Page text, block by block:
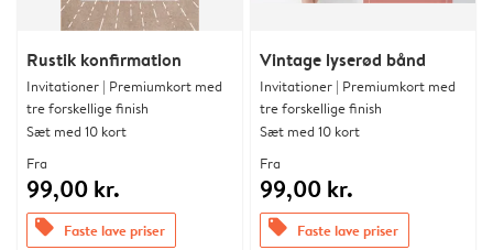
Rustik konfirmation
Invitationer | Premiumkort med
tre forskellige finish
Sæt med 10 kort
Fra
99,00 kr.
offers Faste lave priser
Vintage lyserød bånd
Invitationer | Premiumkort med
tre forskellige finish
Sæt med 10 kort
Fra
99,00 kr.
offers Faste lave priser